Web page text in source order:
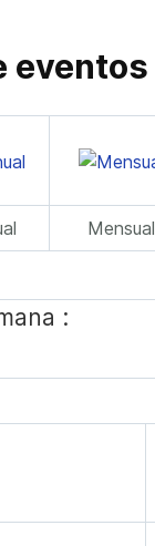
eventos
Mensual
: